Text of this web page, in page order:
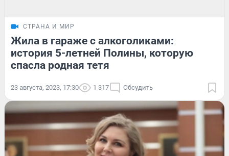
СТРАНА И МИР
Жила в гараже с алкоголиками:
история 5-летней Полины, которую
спасла родная тетя
23 августа, 2023, 17:30 1 317 Обсудить